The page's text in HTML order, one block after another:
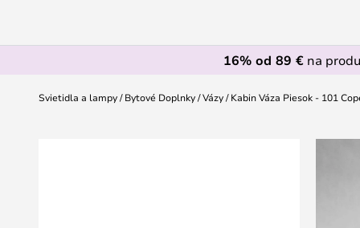
16% od 89 €na
Svietidla a lampy Bytové Doplnky Vázy Kabin Váza Piesok - 101